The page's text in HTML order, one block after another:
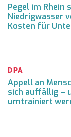
Pegel im Rhein
Niedrigwasser
Kosten für
DPA
Appell an
sich auffällig –
umtrainiert